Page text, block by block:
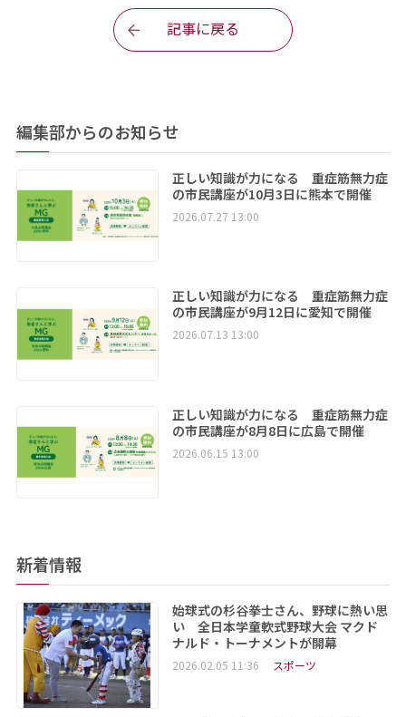
記事に戻る
編集部からのお知らせ
正しい知識が力になる 重症筋無力症
の市民講座が10月3日に熊本で開催
2026.07.27 13:00
正しい知識が力になる 重症筋無力症
の市民講座が9月12日に愛知で開催
2026.07.13 13:00
正しい知識が力になる 重症筋無力症
の市民講座が8月8日に広島で開催
2026.06.15 13:00
新着情報
始球式の杉谷拳士さん、野球に熱い思
い 全日本学童軟式野球大会 マクド
ナルド・トーナメントが開幕
2026.02.05 11:36 スポーツ